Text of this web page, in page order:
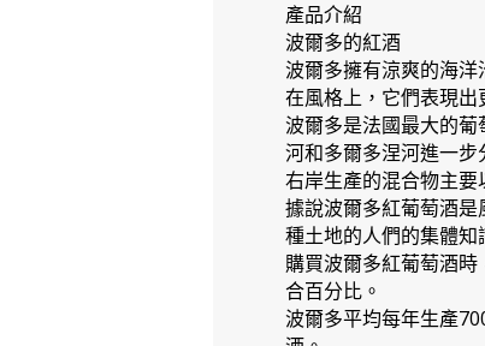
產品介紹
波爾多的紅酒
波爾多擁有涼爽的海
在風格上，它們表現
波爾多是法國最大的
河和多爾多涅河進一步
右岸生產的混合物主要
據說波爾多紅葡萄酒
種土地的人們的集體知
購買波爾多紅葡萄酒
合百分比。
波爾多平均每年生產